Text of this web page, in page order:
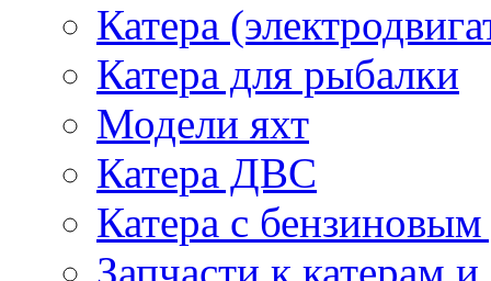
Катера
Катера для рыбалки
Модели яхт
Катера ДВС
Катера с бензиновым